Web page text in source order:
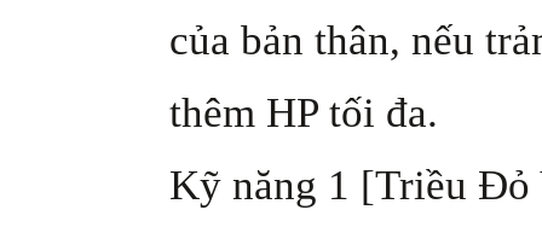
của bản thân, nếu
thêm HP tối đa.
Kỹ năng 1 [Triều